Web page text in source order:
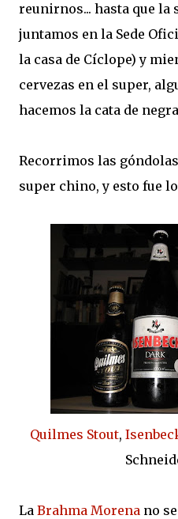
reunirnos... hasta que la
juntamos en la Sede
la casa de Cíclope) y
cervezas en el super,
hacemos la cata de
Recorrimos las
super chino, y esto fue
Quilmes Stout,
La Brahma Morena no